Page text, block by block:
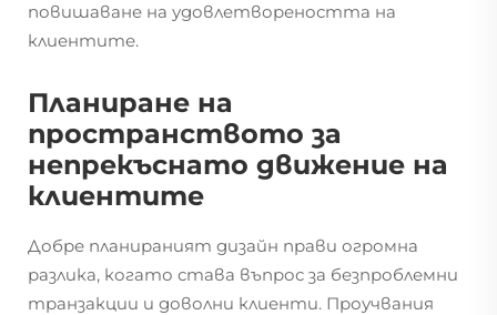
повишаване на удовлетвореността на
клиентите.
Планиране на
пространството за
непрекъснато движение на
клиентите
Добре планираният дизайн прави огромна
разлика, когато става въпрос за безпроблемни
транзакции и доволни клиенти. Проучвания